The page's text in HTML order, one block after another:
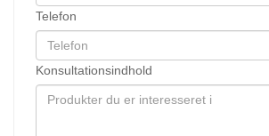
Telefon
Konsultationsindhold